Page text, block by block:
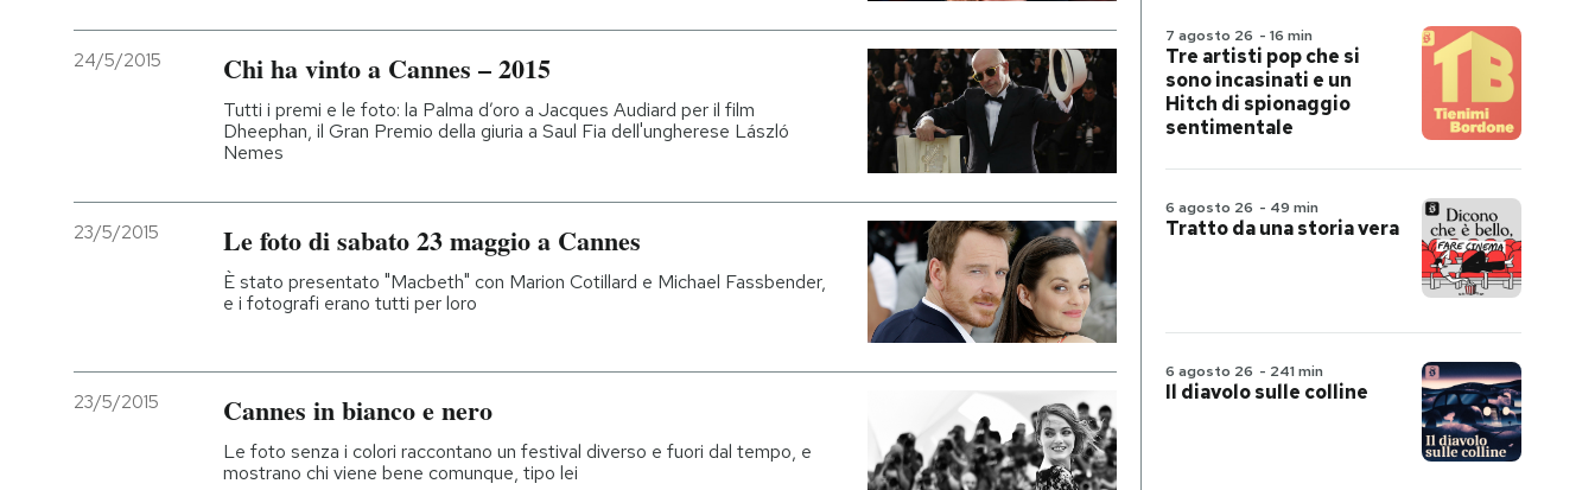
24/5/2015 Chi ha vinto a Cannes – 2015
Tutti i premi e le foto: la Palma d’oro a Jacques Audiard per il film
Dheephan, il Gran Premio della giuria a Saul Fia dell'ungherese László
Nemes
23/5/2015 Le foto di sabato 23 maggio a Cannes
È stato presentato "Macbeth" con Marion Cotillard e Michael Fassbender,
e i fotografi erano tutti per loro
23/5/2015 Cannes in bianco e nero
Le foto senza i colori raccontano un festival diverso e fuori dal tempo, e
mostrano chi viene bene comunque, tipo lei
7 agosto 26 - 16 min
Tre artisti pop che si
sono incasinati e un
Hitch di spionaggio
sentimentale
6 agosto 26 - 49 min
Tratto da una storia vera
6 agosto 26 - 241 min
Il diavolo sulle colline